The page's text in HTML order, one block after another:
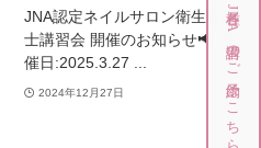
JNA認定ネイルサロン衛生管理
士講習会 開催のお知らせ📢 開
催日:2025.3.27 ...
2024年12月27日 各種JNA講習のご予約はこちら